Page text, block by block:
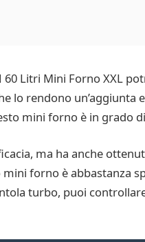
Litri Mini Forno XXL
rendono un’aggiunta
mini forno è in grado
ma ha anche
forno è abbastanza
turbo, puoi